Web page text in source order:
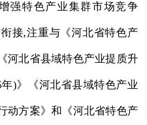
强特色产业集群市场竞争
接,注重与《河北省特色产
河北省县域特色产业提质升
)》《河北省县域特色产业
动方案》和《河北省特色产